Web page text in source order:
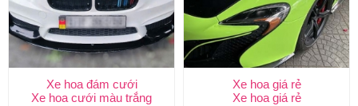
Xe hoa đám cưới
Xe hoa cưới màu trắng
Xe hoa giá rẻ
Xe hoa giá rẻ